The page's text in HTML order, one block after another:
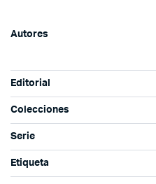
Autores
Editorial
Colecciones
Serie
Etiqueta